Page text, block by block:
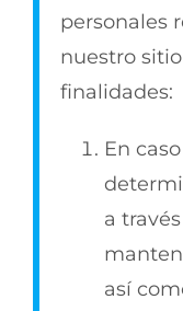
personales
nuestro
finalidades:
En
a
así